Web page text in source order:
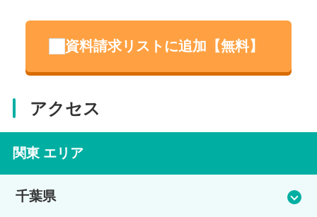
資料請求リストに追加【無料】
アクセス
関東 エリア
千葉県